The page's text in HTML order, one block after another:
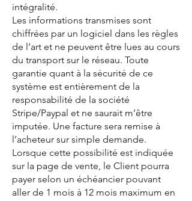
intégralité.
Les informations transmises sont
chiffrées par un logiciel dans les règles
de l’art et ne peuvent être lues au cours
du transport sur le réseau. Toute
garantie quant à la sécurité de ce
système est entièrement de la
responsabilité de la société
Stripe/Paypal et ne saurait m’être
imputée. Une facture sera remise à
l’acheteur sur simple demande.
Lorsque cette possibilité est indiquée
sur la page de vente, le Client pourra
payer selon un échéancier pouvant
aller de 1 mois à 12 mois maximum en